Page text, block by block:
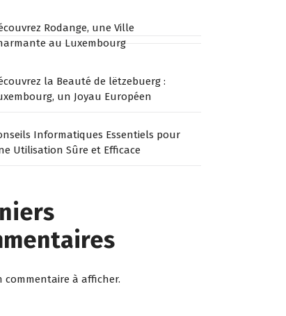
Rodange, une Ville
au Luxembourg
la Beauté de lëtzebuerg :
un Joyau Européen
Informatiques Essentiels pour
Utilisation Sûre et Efficace
commentaire à afficher.